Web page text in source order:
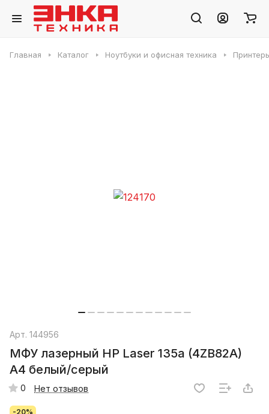
Главная Каталог Ноутбуки и офисная техника
Арт. 144956
МФУ лазерный HP Laser 135a (4ZB82A)
A4 белый/серый
0 Нет отзывов
-20%